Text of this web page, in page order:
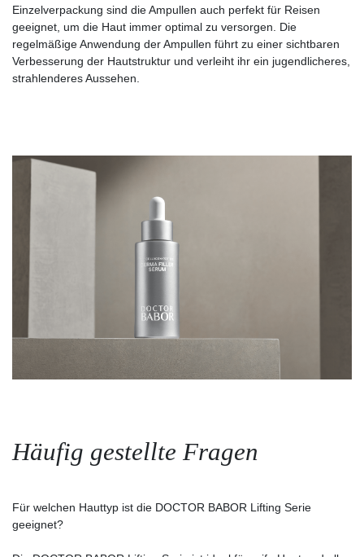
Einzelverpackung sind die Ampullen auch perfekt für Reisen
geeignet, um die Haut immer optimal zu versorgen. Die
regelmäßige Anwendung der Ampullen führt zu einer sichtbaren
Verbesserung der Hautstruktur und verleiht ihr ein jugendlicheres,
strahlenderes Aussehen.
Häufig gestellte Fragen
Für welchen Hauttyp ist die DOCTOR BABOR Lifting Serie
geeignet?